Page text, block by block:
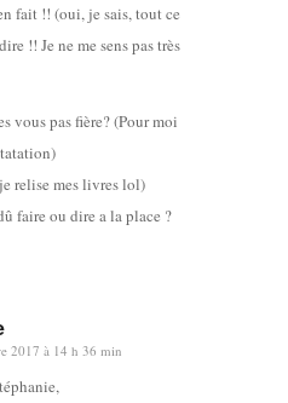
fait !! (oui, je sais, tout ce
!! Je ne me sens pas très
vous pas fière? (Pour moi
relise mes livres lol)
faire ou dire a la place ?
2017 à 14 h 36 min